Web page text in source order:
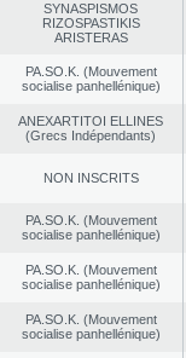
SYNASPISMOS
RIZOSPASTIKIS
ARISTERAS
PA.SO.K. (Mouvement
socialise panhellénique)
ANEXARTITOI ELLINES
(Grecs Indépendants)
NON INSCRITS
PA.SO.K. (Mouvement
socialise panhellénique)
PA.SO.K. (Mouvement
socialise panhellénique)
PA.SO.K. (Mouvement
socialise panhellénique)